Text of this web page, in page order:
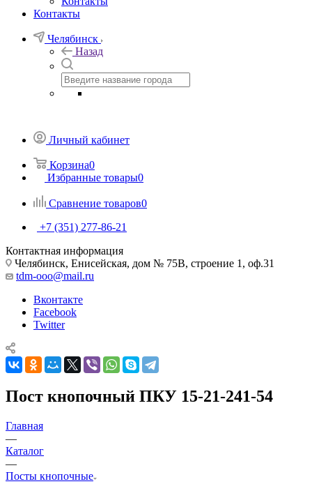
Контакты
Челябинск
Назад
Личный кабинет
Корзина0
Избранные товары0
Сравнение товаров0
+7 (351) 277-86-21
Контактная информация
Челябинск, Енисейская, дом № 75В, строение 1, оф.31
tdm-ooo@mail.ru
Вконтакте
Facebook
Twitter
Пост кнопочный ПКУ 15-21-241-54
Главная
—
Каталог
—
Посты кнопочные